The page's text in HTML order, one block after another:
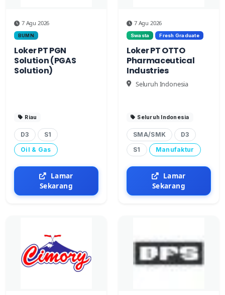
7 Agu 2026
BUMN
Loker PT PGN
Solution (PGAS
Solution)
Riau
D3
S1
Oil & Gas
Lamar
Sekarang
7 Agu 2026
Swasta Fresh Graduate
Loker PT OTTO
Pharmaceutical
Industries
Seluruh Indonesia
Seluruh Indonesia
SMA/SMK
D3
S1
Manufaktur
Lamar
Sekarang